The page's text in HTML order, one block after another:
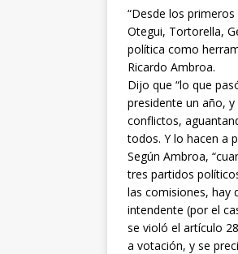
“Desde los
Otegui, Tortorella,
política como
Ricardo Ambroa.
Dijo que “lo que
presidente un año,
conflictos,
todos. Y lo hacen a
Según Ambroa,
tres partidos
las comisiones, hay
intendente (por el
se violó el artículo
a votación, y se